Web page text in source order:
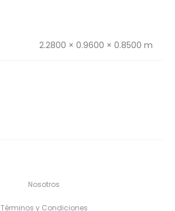
2.2800 × 0.9600 × 0.8500 m
Nosotros
Términos y Condiciones